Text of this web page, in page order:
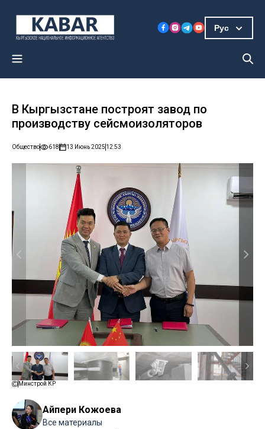
Рус
В Кыргызстане построят завод по
производству сейсмоизоляторов
Общество 618 13 Июнь 2025 12:53
Минстрой КР
Айпери Кожоева
Все материалы